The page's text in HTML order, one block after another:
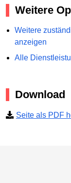
Weitere
Weitere
anzeigen
Alle
Download
Seite als PDF